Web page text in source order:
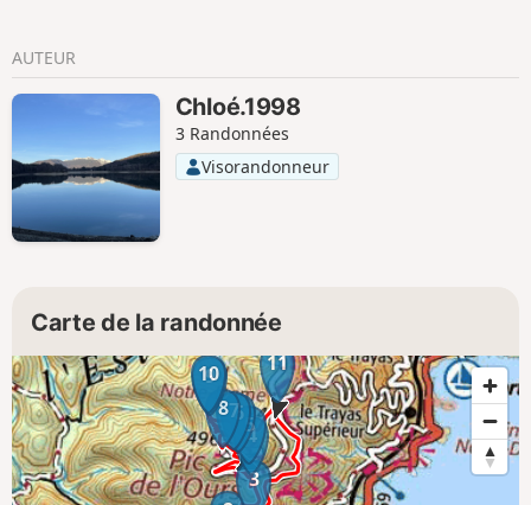
AUTEUR
Chloé.1998
3 Randonnées
Visorandonneur
Carte de la randonnée
3
4
5
6
7
8
9
10 11